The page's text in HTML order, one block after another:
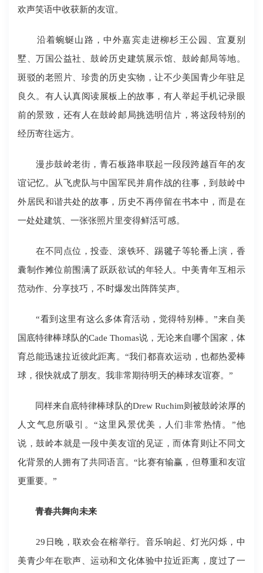
欢声笑语中收获新的友谊。
沿着蜿蜒山路，中外嘉宾走进柳杉王公园、宜夏别
墅、万国公益社、鼓岭历史建筑展示馆、鼓岭邮局等地。
斑驳的老照片、珍贵的历史实物，让不少美国青少年驻足
良久。有人认真阅读展板上的故事，有人举起手机记录眼
前的景致，还有人在鼓岭邮局挑选明信片，将这段特别的
经历寄往远方。
漫步鼓岭老街，青石板路串联起一段段跨越百年的友
谊记忆。从飞虎队与中国军民并肩作战的往事，到鼓岭中
外居民和谐共处的故事，历史不再停留在书本中，而是在
一处处建筑、一张张照片里变得鲜活可感。
在不同点位，投壶、滚铁环、踢毽子等轮番上演，香
囊制作摊位前围满了跃跃欲试的年轻人。中美青年互相示
范动作、分享技巧，不时爆发出阵阵笑声。
“看到这里有这么多体育活动，觉得特别棒。”来自美
国底特律棒球队的Cade Thomas说，无论来自哪个国家，体
育总能迅速拉近彼此距离。“我们都喜欢运动，也都热爱棒
球，很快就成了朋友。我非常期待明天的棒球友谊赛。”
同样来自底特律棒球队的Drew Ruchim则被鼓岭浓厚的
人文气息所吸引。“这里风景优美，人们非常热情。”他
说，鼓岭本就是一段中美友谊的见证，而体育则让不同文
化背景的人拥有了共同语言。“比赛有输赢，但尊重和友谊
更重要。”
青春共舞向未来
29日晚，联欢会在榕举行。音乐响起、灯光闪烁，中
美青少年在歌声、运动和文化体验中拉近距离，度过了一